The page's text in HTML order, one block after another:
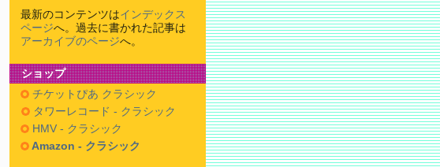
最新のコンテンツはインデックス
ページへ。過去に書かれた記事は
アーカイブのページへ。
ショップ
チケットぴあ クラシック
タワーレコード - クラシック
HMV - クラシック
Amazon - クラシック